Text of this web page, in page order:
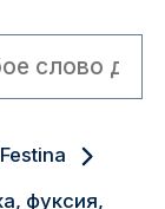
Festina
фуксия,